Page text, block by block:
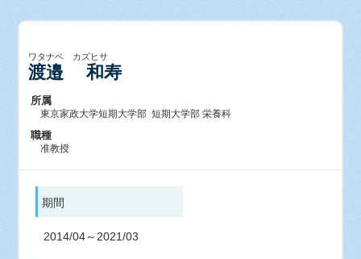
ワタナベ カズヒサ
渡邉 和寿
所属
東京家政大学短期大学部 短期大学部 栄養科
職種
准教授
期間
2014/04～2021/03